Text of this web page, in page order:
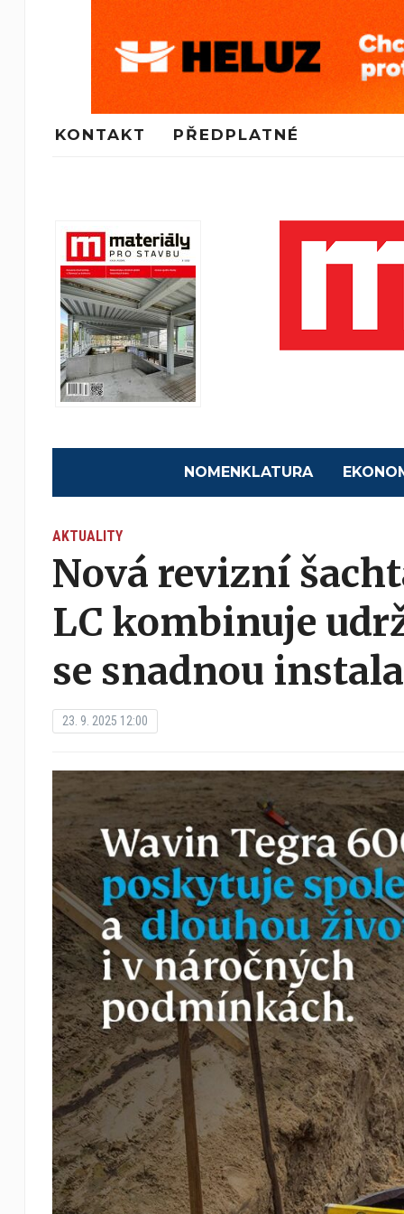
KONTAKT PŘEDPLATNÉ
NOMENKLATURA
AKTUALITY
Nová revizní
LC kombinuje
se snadnou
23. 9. 2025 12:00